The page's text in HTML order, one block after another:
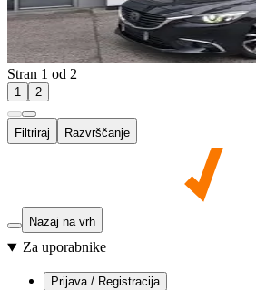
Stran 1 od 2
1 2
Filtriraj Razvrščanje
Nazaj na vrh
Za uporabnike
Prijava / Registracija